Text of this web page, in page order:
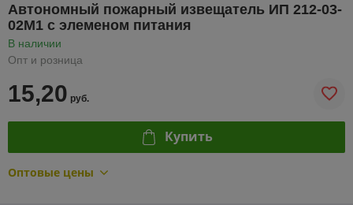
Автономный пожарный извещатель ИП 212-03-
02М1 с элеменом питания
В наличии
Опт и розница
15,20 руб.
Купить
Оптовые цены